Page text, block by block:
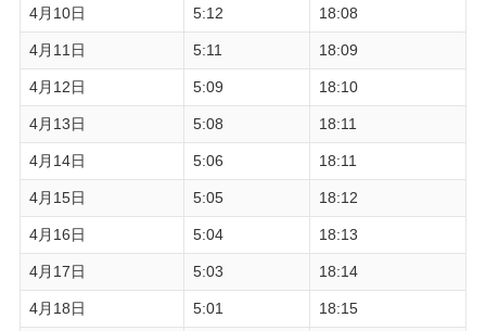
4月10日 5:12 18:08
4月11日 5:11 18:09
4月12日 5:09 18:10
4月13日 5:08 18:11
4月14日 5:06 18:11
4月15日 5:05 18:12
4月16日 5:04 18:13
4月17日 5:03 18:14
4月18日 5:01 18:15